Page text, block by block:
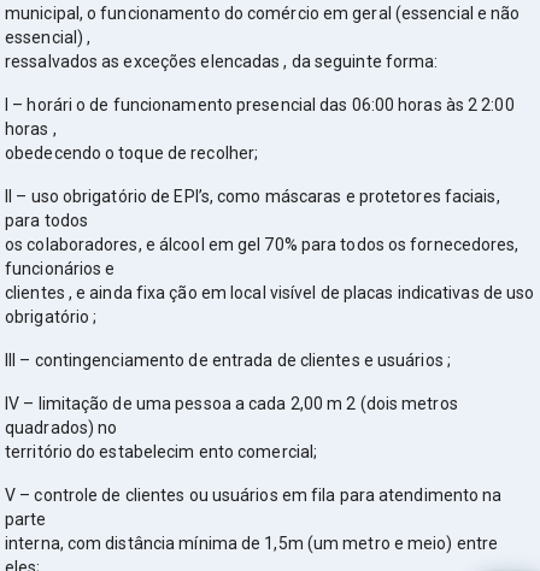
municipal, o funcionamento do comércio em geral (essencial e não
essencial) ,
ressalvados as exceções elencadas , da seguinte forma:
I – horári o de funcionamento presencial das 06:00 horas às 2 2:00
horas ,
obedecendo o toque de recolher;
II – uso obrigatório de EPI’s, como máscaras e protetores faciais,
para todos
os colaboradores, e álcool em gel 70% para todos os fornecedores,
funcionários e
clientes , e ainda fixa ção em local visível de placas indicativas de uso
obrigatório ;
III – contingenciamento de entrada de clientes e usuários ;
IV – limitação de uma pessoa a cada 2,00 m 2 (dois metros
quadrados) no
território do estabelecim ento comercial;
V – controle de clientes ou usuários em fila para atendimento na
parte
interna, com distância mínima de 1,5m (um metro e meio) entre